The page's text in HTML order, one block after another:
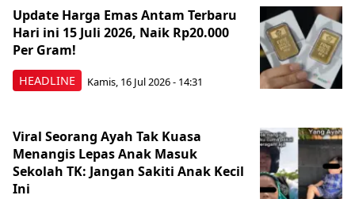
HEADLINE
Update Harga Emas Antam Terbaru
Hari ini 15 Juli 2026, Naik Rp20.000
Per Gram!
Kamis, 16 Jul 2026 - 14:31
Viral Seorang Ayah Tak Kuasa
Menangis Lepas Anak Masuk
Sekolah TK: Jangan Sakiti Anak Kecil
Ini